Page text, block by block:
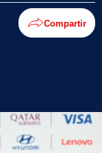
Compartir